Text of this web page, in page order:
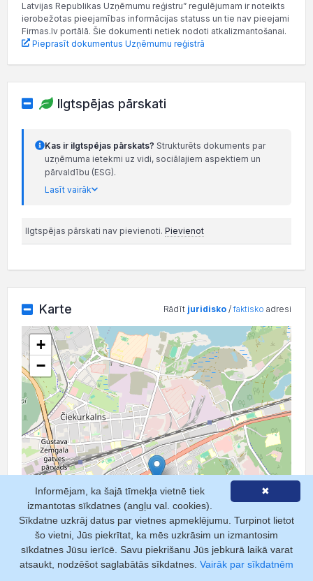
Latvijas Republikas Uzņēmumu reģistru” regulējumam ir noteikts
ierobežotas pieejamības informācijas statuss un tie nav pieejami
Firmas.lv portālā. Šie dokumenti netiek nodoti atkalizmantošanai.
Pieprasīt dokumentus Uzņēmumu reģistrā
Ilgtspējas pārskati
Kas ir ilgtspējas pārskats? Strukturēts dokuments par
uzņēmuma ietekmi uz vidi, sociālajiem aspektiem un
pārvaldību (ESG).
Lasīt vairāk
Ilgtspējas pārskati nav pievienoti. Pievienot
Karte Rādīt juridisko /faktisko adresi
+
−
✖
Informējam, ka šajā tīmekļa vietnē tiek
izmantotas sīkdatnes (angļu val. cookies).
Sīkdatne uzkrāj datus par vietnes apmeklējumu. Turpinot lietot
šo vietni, Jūs piekrītat, ka mēs uzkrāsim un izmantosim
sīkdatnes Jūsu ierīcē. Savu piekrišanu Jūs jebkurā laikā varat
atsaukt, nodzēšot saglabātās sīkdatnes. Vairāk par sīkdatnēm